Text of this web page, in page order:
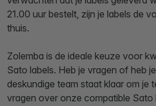
21.00 uur bestelt, zijn je labels de
thuis.
Zolemba is de ideale keuze voor
Sato labels. Heb je vragen of heb
deskundige team staat klaar om je
vragen over onze compatible Sato